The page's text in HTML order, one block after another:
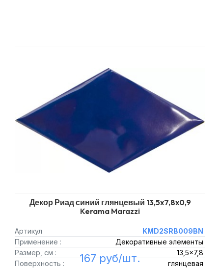
Декор Риад синий глянцевый 13,5x7,8x0,9
Kerama Marazzi
Артикул
KMD2SRB009BN
Применение :
Декоративные элементы
Размер, см :
13,5x7,8
Поверхность :
глянцевая
167 руб/шт.